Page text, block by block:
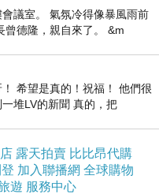
折扣商店，販賣有
有啤酒和葡萄酒專
這裡賣的葡萄酒很少
理「為何他們的酒
答案是，公司整批
合理的利潤，所以
議室。 氣氛冷得像暴風雨前
曾德隆，親自來了。 &m
希望是真的！祝福！ 他們很
堆LV的新聞 真的，把
露天拍賣 比比昂代購
加入聯播網 全球購物
遊 服務中心